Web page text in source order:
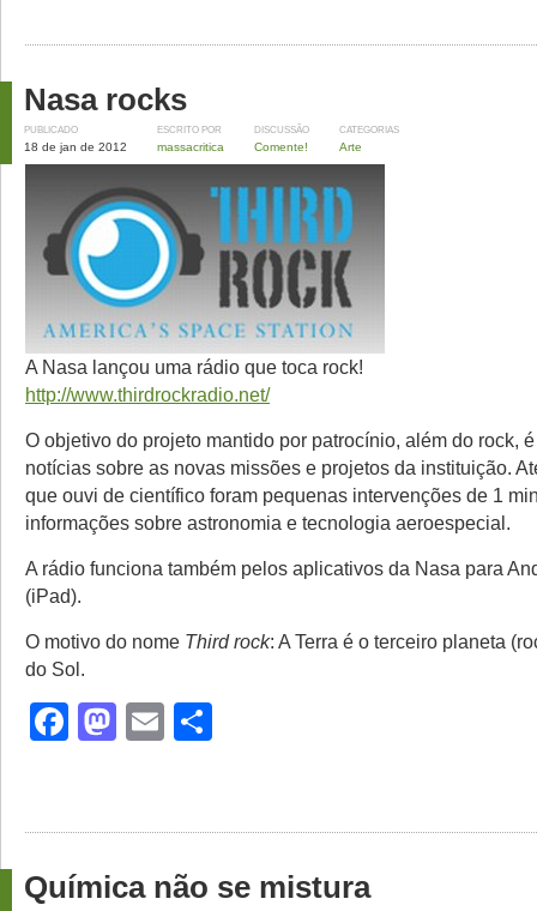
Nasa rocks
PUBLICADO
18 de jan de 2012
ESCRITO POR
massacritica
DISCUSSÃO
Comente!
CATEGORIAS
Arte
A Nasa lançou uma rádio que toca rock!
http://www.thirdrockradio.net/
O objetivo do projeto mantido por patrocínio, além do rock,
notícias sobre as novas missões e projetos da instituição.
que ouvi de científico foram pequenas intervenções de 1
informações sobre astronomia e tecnologia aeroespecial.
A rádio funciona também pelos aplicativos da Nasa para
(iPad).
O motivo do nome Third rock: A Terra é o terceiro planeta
do Sol.
Facebook
Mastodon
Email
Química não se mistura